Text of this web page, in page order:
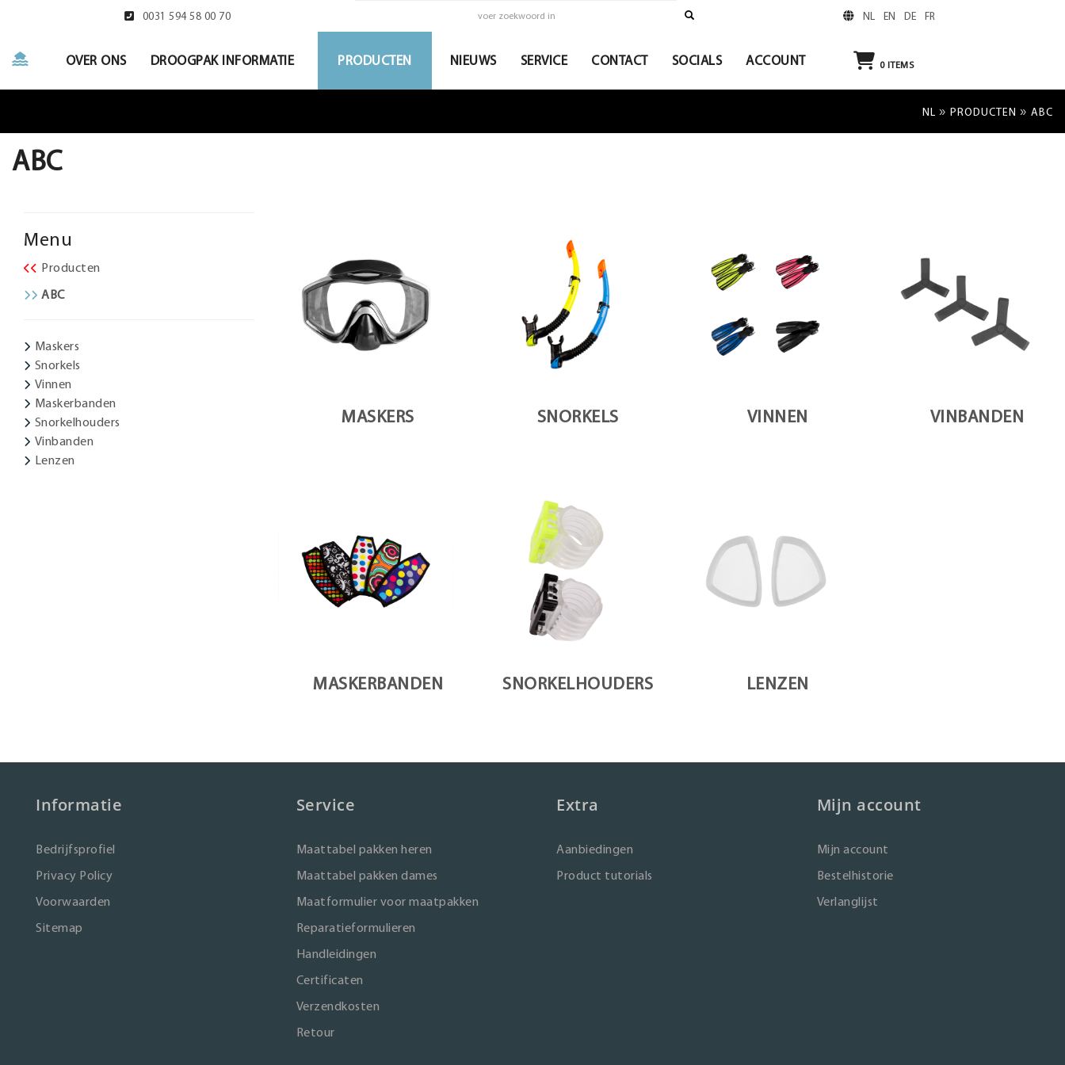
0031 594 58 00 70 NL EN DE FR
OVER ONS DROOGPAK INFORMATIE PRODUCTEN NIEUWS SERVICE CONTACT SOCIALS ACCOUNT 0ITEMS
NL » PRODUCTEN » ABC
ABC
Menu
Producten
ABC
Maskers
Snorkels
Vinnen
Maskerbanden
Snorkelhouders
Vinbanden
Lenzen
MASKERS SNORKELS VINNEN VINBANDEN
MASKERBANDEN SNORKELHOUDERS LENZEN
Informatie
Bedrijfsprofiel
Privacy Policy
Voorwaarden
Sitemap
Service
Maattabel pakken heren
Maattabel pakken dames
Maatformulier voor maatpakken
Reparatieformulieren
Handleidingen
Certificaten
Verzendkosten
Retour
Extra
Aanbiedingen
Product tutorials
Mijn account
Mijn account
Bestelhistorie
Verlanglijst